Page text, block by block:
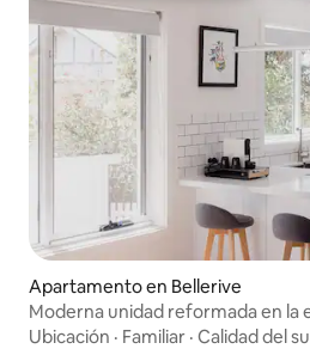
Apartamento en Bellerive
Moderna unidad reformada en la
Ubicación · Familiar · Calidad del